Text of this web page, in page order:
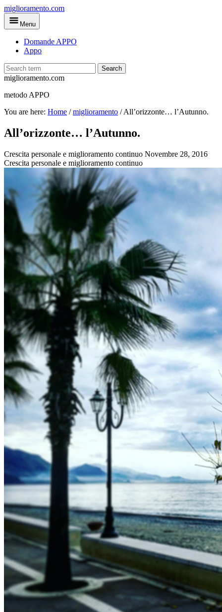
Skip
to
main
miglioramento.com
Menu
Domande APPO
Appo
Search
miglioramento.com
metodo APPO
You are here: Home /miglioramento /All’orizzonte… l’Autunno.
All’orizzonte… l’Autunno.
Crescita personale e miglioramento continuo Novembre 28, 2016
Crescita personale e miglioramento continuo